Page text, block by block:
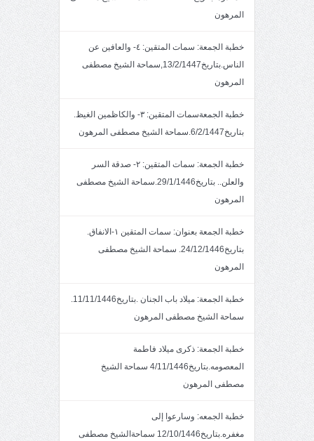
المرهون
خطبة الجمعة: سمات المتقين: ٤- والعافين عن
الناس.بتاريخ13/2/1447,سماحة الشيخ مصطفى
المرهون
خطبة الجمعةسمات المتقين: ٣- والكاظمين الغيظ.
بتاريخ6/2/1447.سماحة الشيخ مصطفى المرهون
خطبة الجمعة: سمات المتقين: ٢- صدقة السر
والعلن.. بتاريخ29/1/1446.سماحة الشيخ مصطفى
المرهون
خطبة الجمعة بعنوان: سمات المتقين ١-الانفاق.
بتاريخ24/12/1446. سماحة الشيخ مصطفى
المرهون
خطبة الجمعة: ميلاد باب الجنان .بتاريخ11/11/1446.
سماحة الشيخ مصطفى المرهون
خطبة الجمعة: ذكرى ميلاد فاطمة
المعصومه.بتاريخ4/11/1446 سماحة الشيخ
مصطفى المرهون
خطبة الجمعه: وسارعوا إلى
مغفره.بتاريخ12/10/1446 سماحةالشيخ مصطفى